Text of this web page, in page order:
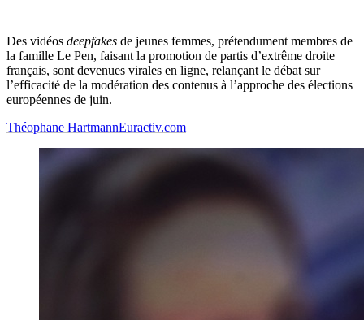
Des vidéos deepfakes de jeunes femmes, prétendument membres de
la famille Le Pen, faisant la promotion de partis d’extrême droite
français, sont devenues virales en ligne, relançant le débat sur
l’efficacité de la modération des contenus à l’approche des élections
européennes de juin.
Théophane HartmannEuractiv.com